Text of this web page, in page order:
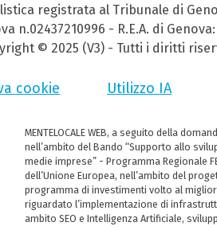
registrata al Tribunale di
n.02437210996 - R.E.A. di
© 2025 (V3) - Tutti i diritti
cookie Utilizzo IA
MENTELOCALE WEB, a seguito della
nell’ambito del Bando “Supporto allo
medie imprese” - Programma Regionale
dell’Unione Europea, nell’ambito del
programma di investimenti volto al
riguardato l’implementazione di
ambito SEO e Intelligenza Artificiale,